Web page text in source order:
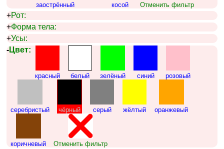
заострённый косой Отменить фильтр
+Рот:
+Форма тела:
+Усы:
-Цвет:
красный белый зелёный синий розовый
серебристый чёрный серый жёлтый оранжевый
коричневый Отменить фильтр